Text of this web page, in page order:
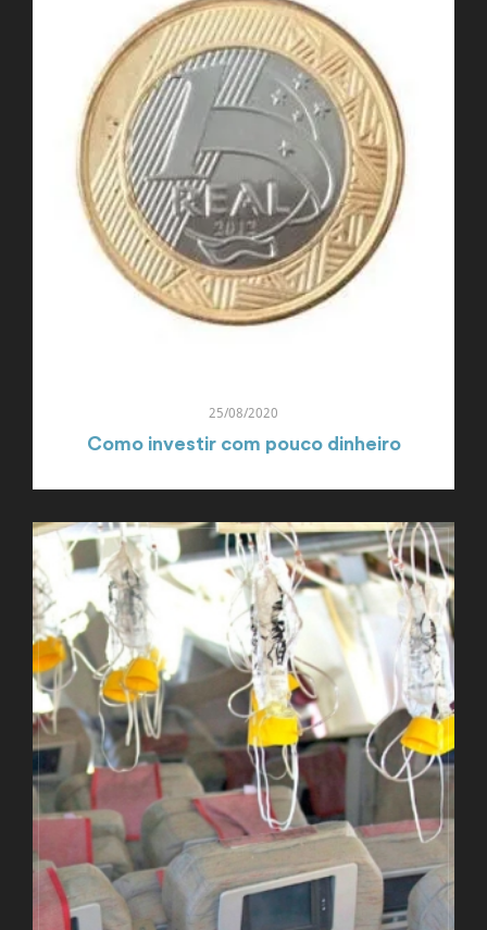
25/08/2020
Como investir com pouco dinheiro